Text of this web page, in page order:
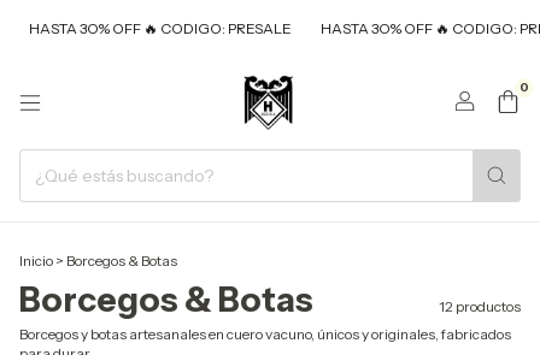
3O% OFF 🔥 CODIGO: PRESALE HASTA 3O% OFF 🔥 CODIGO: PRESALE
0
Inicio > Borcegos & Botas
Borcegos & Botas
12 productos
Borcegos y botas artesanales en cuero vacuno, únicos y originales, fabricados